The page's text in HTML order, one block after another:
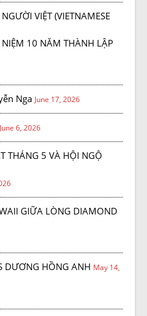
VIỆT (VIETNAMESE
NIỆM 10 NĂM THÀNH LẬP
Nga June 17, 2026
June 6, 2026
THÁNG 5 VÀ HỘI NGỘ
GIỮA LÒNG DIAMOND
DƯƠNG HỒNG ANH May 14,